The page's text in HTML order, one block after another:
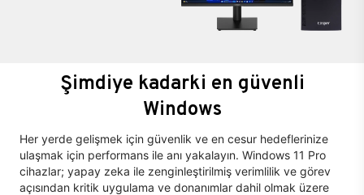
Şimdiye kadarki en güvenli
Windows
Her yerde gelişmek için güvenlik ve en cesur hedeflerinize
ulaşmak için performans ile anı yakalayın. Windows 11 Pro
cihazlar; yapay zeka ile zenginleştirilmiş verimlilik ve görev
açısından kritik uygulama ve donanımlar dahil olmak üzere